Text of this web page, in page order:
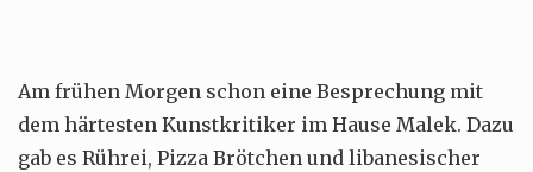
Am frühen Morgen schon eine Besprechung mit
dem härtesten Kunstkritiker im Hause Malek. Dazu
gab es Rührei, Pizza Brötchen und libanesischer